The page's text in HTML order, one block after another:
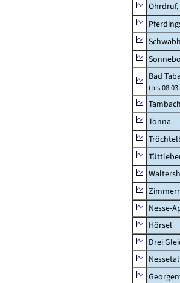
Bad
(bis
Tonna
Nesse-
Hörsel
Drei
Nessetal